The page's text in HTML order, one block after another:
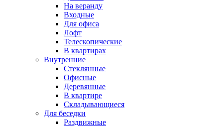
На веранду
Входные
Для офиса
Лофт
Телескопические
В квартирах
Внутренние
Стеклянные
Офисные
Деревянные
В квартире
Складывающиеся
Для беседки
Раздвижные